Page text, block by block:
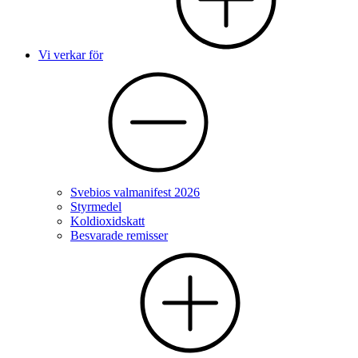
Vi verkar för
Svebios valmanifest 2026
Styrmedel
Koldioxidskatt
Besvarade remisser